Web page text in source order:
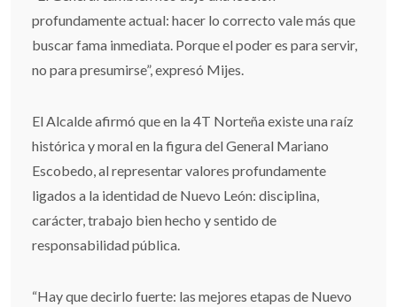
profundamente actual: hacer lo correcto vale más que
buscar fama inmediata. Porque el poder es para servir,
no para presumirse”, expresó Mijes.
El Alcalde afirmó que en la 4T Norteña existe una raíz
histórica y moral en la figura del General Mariano
Escobedo, al representar valores profundamente
ligados a la identidad de Nuevo León: disciplina,
carácter, trabajo bien hecho y sentido de
responsabilidad pública.
“Hay que decirlo fuerte: las mejores etapas de Nuevo